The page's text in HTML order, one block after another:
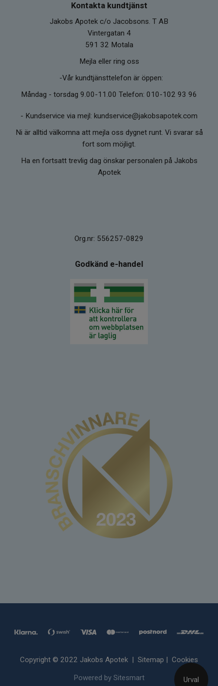
Urval
Kontakta kundtjänst
Jakobs Apotek c/o Jacobsons. T AB
Vintergatan 4
591 32 Motala
Mejla eller ring oss
-Vår kundtjänsttelefon är öppen:
Måndag - torsdag 9.00-11.00 Telefon: 010-102 93 96
- Kundservice via mejl: kundservice@jakobsapotek.com
Ni är alltid välkomna att mejla oss dygnet runt. Vi svarar så
fort som möjligt.
Ha en fortsatt trevlig dag önskar personalen på Jakobs
Apotek
Org.nr: 556257-0829
Godkänd e-handel
Copyright © 2022 Jakobs Apotek | Sitemap Cookies
Powered by Sitesmart